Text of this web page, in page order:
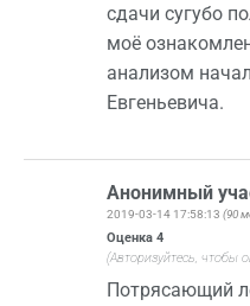
сдачи сугубо
моё
анализом
Евгеньевича.
Анонимный
2019-03-14 17:58:13 (90
Оценка 4
(Авторизуйтесь, чтобы
Потрясающий